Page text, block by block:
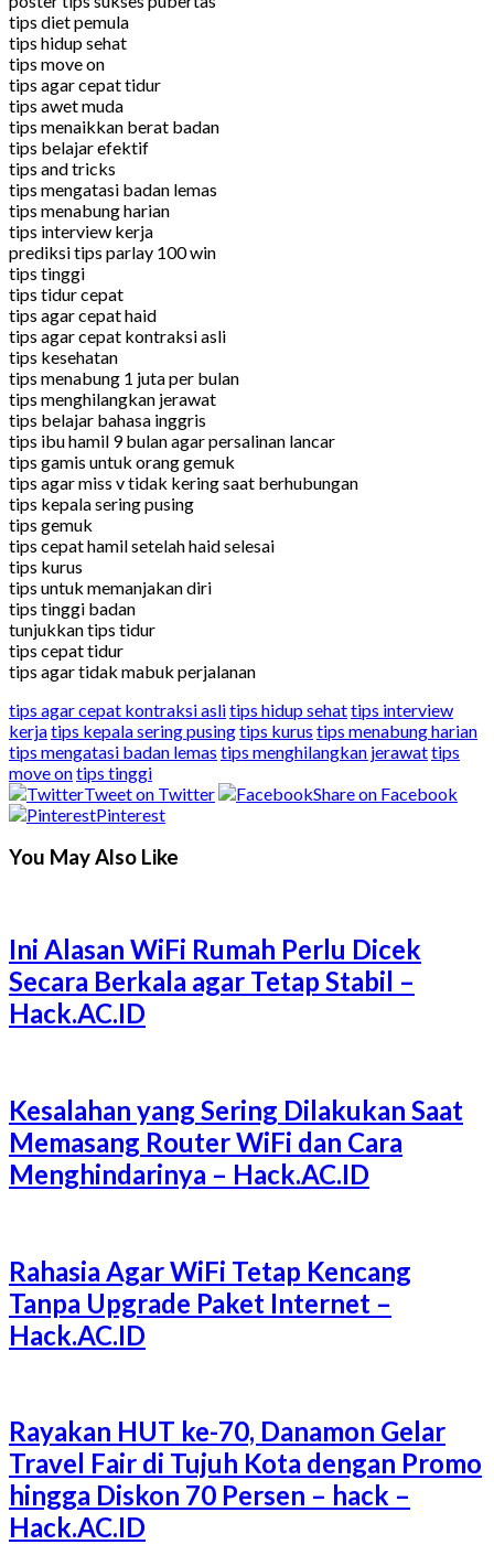
tips diet pemula
tips hidup sehat
tips move on
tips agar cepat tidur
tips awet muda
tips menaikkan berat badan
tips belajar efektif
tips and tricks
tips mengatasi badan lemas
tips menabung harian
tips interview kerja
prediksi tips parlay 100 win
tips tinggi
tips tidur cepat
tips agar cepat haid
tips agar cepat kontraksi asli
tips kesehatan
tips menabung 1 juta per bulan
tips menghilangkan jerawat
tips belajar bahasa inggris
tips ibu hamil 9 bulan agar persalinan lancar
tips gamis untuk orang gemuk
tips agar miss v tidak kering saat berhubungan
tips kepala sering pusing
tips gemuk
tips cepat hamil setelah haid selesai
tips kurus
tips untuk memanjakan diri
tips tinggi badan
tunjukkan tips tidur
tips cepat tidur
tips agar tidak mabuk perjalanan
tips agar cepat kontraksi aslitips hidup sehattips interview
kerjatips kepala sering pusingtips kurus tips menabung harian
tips mengatasi badan lemas tips menghilangkan jerawattips
move ontips tinggi
Tweet on Twitter
Share on Facebook
Pinterest
You May Also Like
Ini Alasan WiFi Rumah Perlu Dicek
Secara Berkala agar Tetap Stabil –
Hack.AC.ID
Kesalahan yang Sering Dilakukan Saat
Memasang Router WiFi dan Cara
Menghindarinya – Hack.AC.ID
Rahasia Agar WiFi Tetap Kencang
Tanpa Upgrade Paket Internet –
Hack.AC.ID
Rayakan HUT ke-70, Danamon Gelar
Travel Fair di Tujuh Kota dengan Promo
hingga Diskon 70 Persen – hack –
Hack.AC.ID